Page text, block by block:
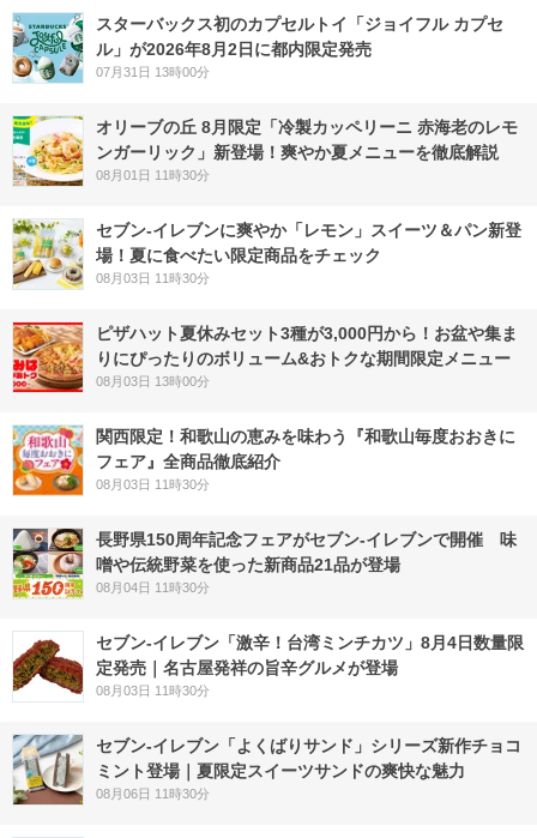
スターバックス初のカプセルトイ「ジョイフル カプセ
ル」が2026年8月2日に都内限定発売
07月31日 13時00分
オリーブの丘 8月限定「冷製カッペリーニ 赤海老のレモ
ンガーリック」新登場！爽やか夏メニューを徹底解説
08月01日 11時30分
セブン‐イレブンに爽やか「レモン」スイーツ＆パン新登
場！夏に食べたい限定商品をチェック
08月03日 11時30分
ピザハット夏休みセット3種が3,000円から！お盆や集ま
りにぴったりのボリューム&おトクな期間限定メニュー
08月03日 13時00分
関西限定！和歌山の恵みを味わう『和歌山毎度おおきに
フェア』全商品徹底紹介
08月03日 11時30分
長野県150周年記念フェアがセブン-イレブンで開催 味
噌や伝統野菜を使った新商品21品が登場
08月04日 11時30分
セブン-イレブン「激辛！台湾ミンチカツ」8月4日数量限
定発売｜名古屋発祥の旨辛グルメが登場
08月03日 11時30分
セブン‐イレブン「よくばりサンド」シリーズ新作チョコ
ミント登場｜夏限定スイーツサンドの爽快な魅力
08月06日 11時30分